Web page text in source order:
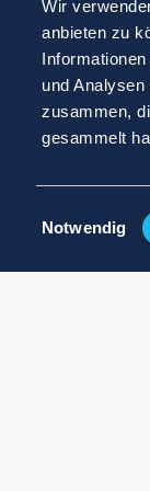
Wir
anbieten zu
und
zusammen,
gesammelt
Notwendig